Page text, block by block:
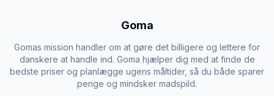
Goma
Gomas mission handler om at gøre det billigere og lettere for
danskere at handle ind. Goma hjælper dig med at finde de
bedste priser og planlægge ugens måltider, så du både sparer
penge og mindsker madspild.